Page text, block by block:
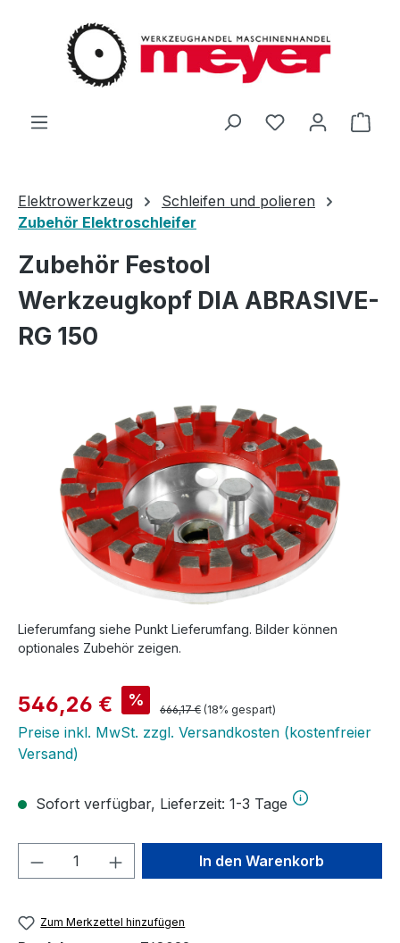
Zum Hauptinhalt springen
Du hast 0
Elektrowerkzeug
Schleifen und polieren
Zubehör Elektroschleifer
Zubehör Festool
Werkzeugkopf DIA ABRASIVE-
RG 150
Lieferumfang siehe Punkt Lieferumfang. Bilder können
optionales Zubehör zeigen.
Verkaufspreis:
546,26 € % Regulärer Preis:
666,17 € (18% gespart)
Preise inkl. MwSt. zzgl. Versandkosten (kostenfreier
Versand)
Sofort verfügbar, Lieferzeit: 1-3 Tage
Produkt Anzahl: Gib denIn den Warenkorb
Zum Merkzettel hinzufügen